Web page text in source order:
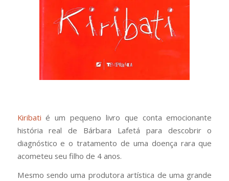
Kiribati é um pequeno livro que conta emocionante
história real de Bárbara Lafetá para descobrir o
diagnóstico e o tratamento de uma doença rara que
acometeu seu filho de 4 anos.
Mesmo sendo uma produtora artística de uma grande